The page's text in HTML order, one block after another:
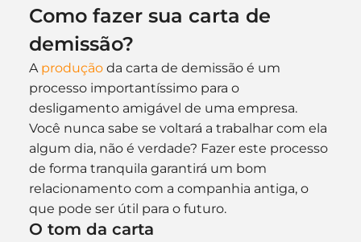
Como fazer sua carta de
demissão?
A produção da carta de demissão é um
processo importantíssimo para o
desligamento amigável de uma empresa.
Você nunca sabe se voltará a trabalhar com ela
algum dia, não é verdade? Fazer este processo
de forma tranquila garantirá um bom
relacionamento com a companhia antiga, o
que pode ser útil para o futuro.
O tom da carta